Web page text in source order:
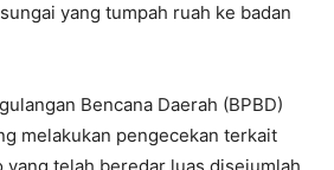
yang tumpah ruah ke badan
Bencana Daerah (BPBD)
melakukan pengecekan terkait